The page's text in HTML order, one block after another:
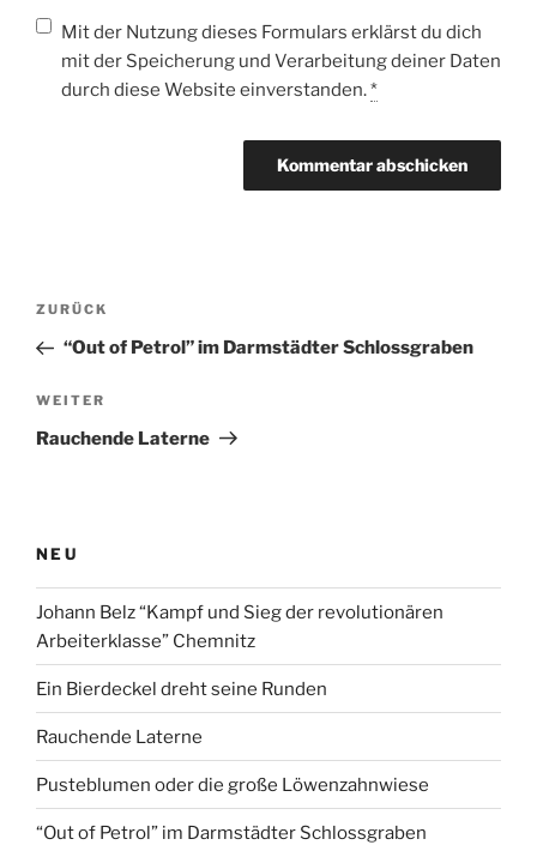
Mit der Nutzung dieses Formulars erklärst du dich
mit der Speicherung und Verarbeitung deiner Daten
durch diese Website einverstanden.*
Beitragsnavigation
Vorheriger
Beitrag
ZURÜCK
“Out of Petrol” im Darmstädter Schlossgraben
Nächster
Beitrag
WEITER
Rauchende Laterne
NEU
Johann Belz “Kampf und Sieg der revolutionären
Arbeiterklasse” Chemnitz
Ein Bierdeckel dreht seine Runden
Rauchende Laterne
Pusteblumen oder die große Löwenzahnwiese
“Out of Petrol” im Darmstädter Schlossgraben